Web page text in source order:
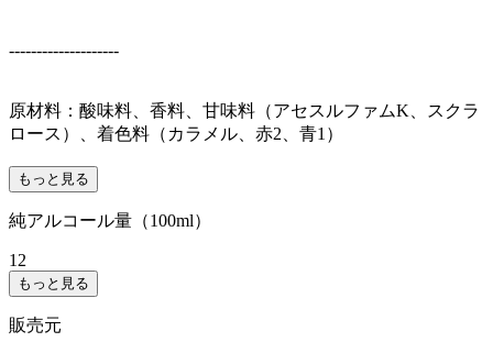
--------------------
原材料：酸味料、香料、甘味料（アセスルファムK、スクラ
ロース）、着色料（カラメル、赤2、青1）
もっと見る
純アルコール量（100ml）
12
もっと見る
販売元